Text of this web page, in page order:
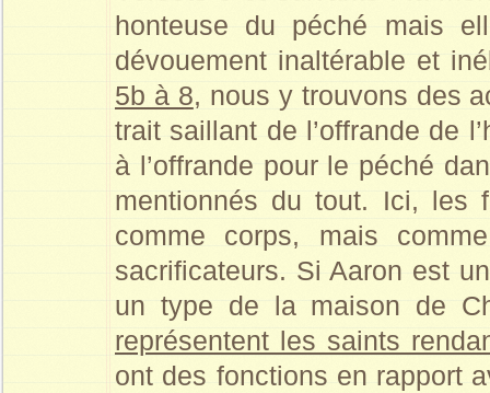
honteuse du péché mais
dévouement inaltérable et
5b à 8, nous y trouvons des
trait saillant de l’offrande de
à l’offrande pour le péché
mentionnés du tout. Ici, les
comme corps, mais
sacrificateurs. Si Aaron est
un type de la maison de
représentent les saints
ont des fonctions en rapport